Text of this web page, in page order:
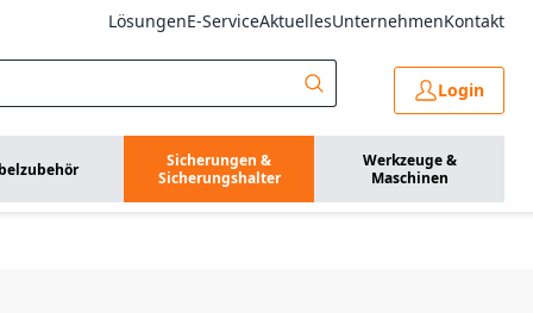
LösungenE-ServiceAktuellesUnternehmenKontakt
Login
Sicherungen &
Sicherungshalter
Werkzeuge &
Maschinen